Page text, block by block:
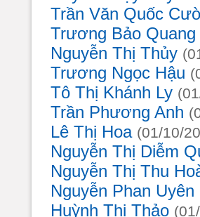
Trần Văn Quốc
Trương Bảo
Nguyễn Thị Thủy
Trương Ngọc Hậu
Tô Thị Khánh Ly
Trần Phương Anh
Lê Thị Hoa (01/10/
Nguyễn Thị Diễm
Nguyễn Thị Thu
Nguyễn Phan
Huỳnh Thị Thảo